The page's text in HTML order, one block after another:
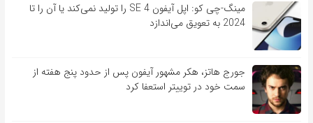
مینگ-چی کو: اپل آیفون SE 4 را تولید نمی‌کند یا آن را تا
2024 به تعویق می‌اندازد
جورج هاتز، هکر مشهور آیفون پس از حدود پنج هفته از
سمت خود در توییتر استعفا کرد